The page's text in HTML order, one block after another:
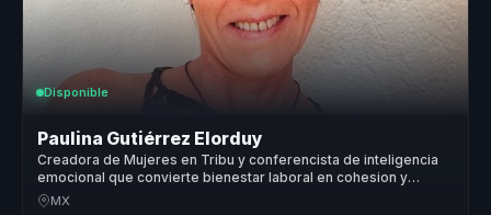
Disponible
Paulina Gutiérrez Elorduy
Creadora de Mujeres en Tribu y conferencista de inteligencia
emocional que convierte bienestar laboral en cohesion y
productividad para equipos.
MX